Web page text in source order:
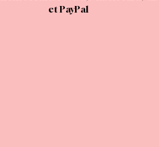
et PayPal